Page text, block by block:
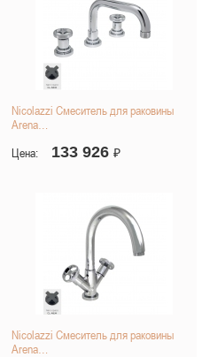
Nicolazzi Смеситель для раковины
Arena…
Цена: 133 926 ₽
Nicolazzi Смеситель для раковины
Arena…